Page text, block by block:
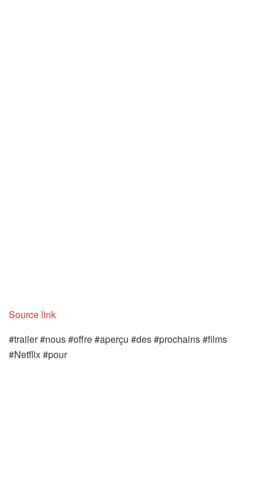
Source link
#trailer #nous #offre #aperçu #des #prochains #films
#Netflix #pour